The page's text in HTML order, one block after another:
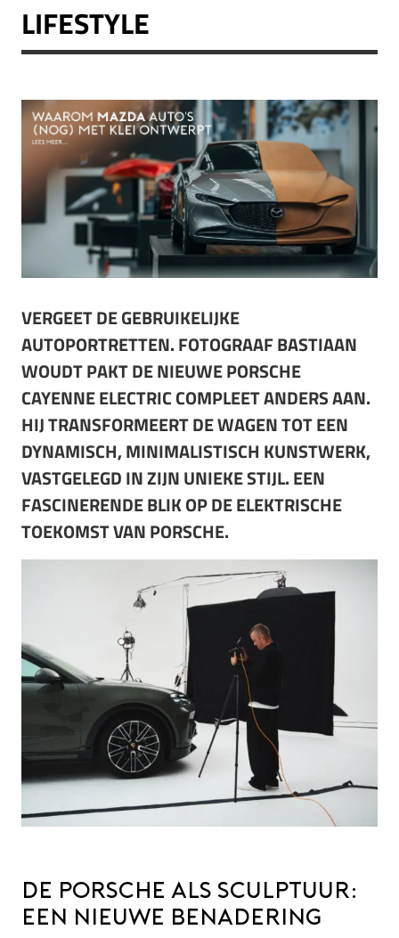
LIFESTYLE
VERGEET DE GEBRUIKELIJKE
AUTOPORTRETTEN. FOTOGRAAF BASTIAAN
WOUDT PAKT DE NIEUWE PORSCHE
CAYENNE ELECTRIC COMPLEET ANDERS AAN.
HIJ TRANSFORMEERT DE WAGEN TOT EEN
DYNAMISCH, MINIMALISTISCH KUNSTWERK,
VASTGELEGD IN ZIJN UNIEKE STIJL. EEN
FASCINERENDE BLIK OP DE ELEKTRISCHE
TOEKOMST VAN PORSCHE.
De Porsche als sculptuur:
een nieuwe benadering